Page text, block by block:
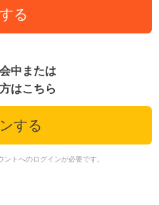
る
中または
はこちら
する
トへのログインが必要です。